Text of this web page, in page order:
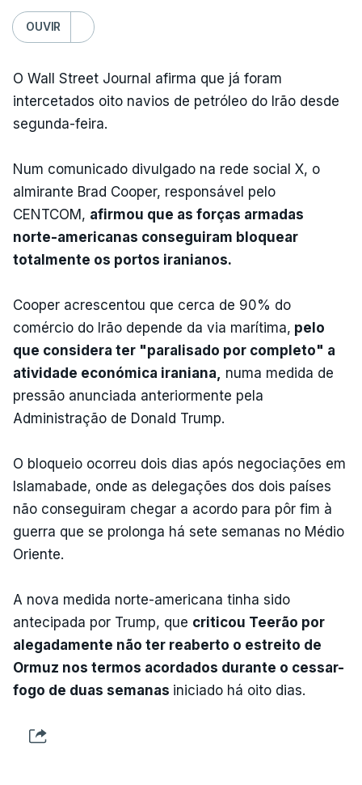
OUVIR
O Wall Street Journal afirma que já foram
intercetados oito navios de petróleo do Irão desde
segunda-feira.
Num comunicado divulgado na rede social X, o
almirante Brad Cooper, responsável pelo
CENTCOM, afirmou que as forças armadas
norte-americanas conseguiram bloquear
totalmente os portos iranianos.
Cooper acrescentou que cerca de 90% do
comércio do Irão depende da via marítima, pelo
que considera ter "paralisado por completo" a
atividade económica iraniana,
numa medida de
pressão anunciada anteriormente pela
Administração de Donald Trump.
O bloqueio ocorreu dois dias após negociações em
Islamabade, onde as delegações dos dois países
não conseguiram chegar a acordo para pôr fim à
guerra que se prolonga há sete semanas no Médio
Oriente.
A nova medida norte-americana tinha sido
antecipada por Trump, que criticou Teerão por
alegadamente não ter reaberto o estreito de
Ormuz nos termos acordados durante o cessar-
fogo de duas semanas iniciado há oito dias.